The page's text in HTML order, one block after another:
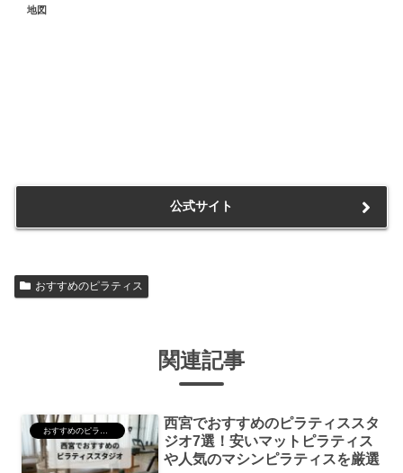
地図
公式サイト
おすすめのピラティス
関連記事
おすすめのピラティス
西宮でおすすめのピラティススタ
ジオ7選！安いマットピラティス
や人気のマシンピラティスを厳選